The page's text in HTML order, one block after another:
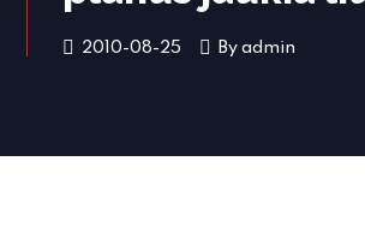
2010-08-25 Byadmin